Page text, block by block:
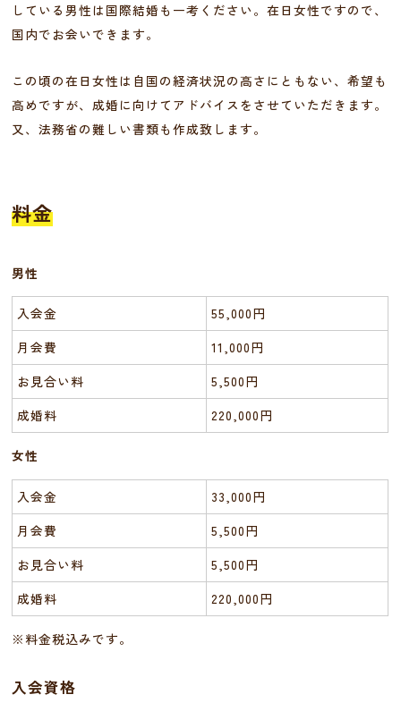
している男性は国際結婚も一考ください。在日女性ですので、
国内でお会いできます。
この頃の在日女性は自国の経済状況の高さにともない、希望も
高めですが、成婚に向けてアドバイスをさせていただきます。
又、法務省の難しい書類も作成致します。
料金
男性
入会金
55,000円
月会費
11,000円
お見合い料
5,500円
成婚料
220,000円
女性
入会金
33,000円
月会費
5,500円
お見合い料
5,500円
成婚料
220,000円
※料金税込みです。
入会資格